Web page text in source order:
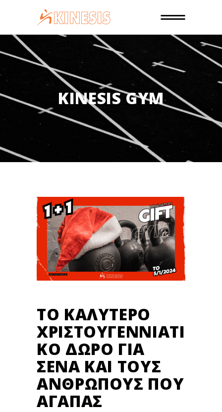
KINESIS GYM
ΤΟ ΚΑΛΎΤΕΡΟ
ΧΡΙΣΤΟΥΓΕΝΝΙΆΤΙ
ΚΟ ΔΏΡΟ ΓΙΑ
ΣΈΝΑ ΚΑΙ ΤΟΥΣ
ΑΝΘΡΏΠΟΥΣ ΠΟΥ
ΑΓΑΠΆΣ